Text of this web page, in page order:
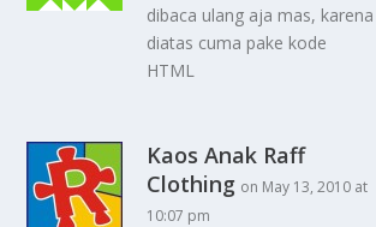
dibaca ulang aja mas, karena
diatas cuma pake kode
HTML
Kaos Anak Raff
Clothing on May 13, 2010 at
10:07 pm